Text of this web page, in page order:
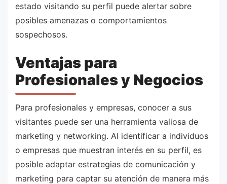
estado visitando su perfil puede alertar sobre
posibles amenazas o comportamientos
sospechosos.
Ventajas para
Profesionales y Negocios
Para profesionales y empresas, conocer a sus
visitantes puede ser una herramienta valiosa de
marketing y networking. Al identificar a individuos
o empresas que muestran interés en su perfil, es
posible adaptar estrategias de comunicación y
marketing para captar su atención de manera más